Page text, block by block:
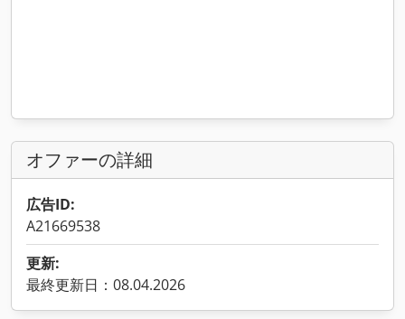
オファーの詳細
広告ID:
A21669538
更新:
最終更新日：08.04.2026